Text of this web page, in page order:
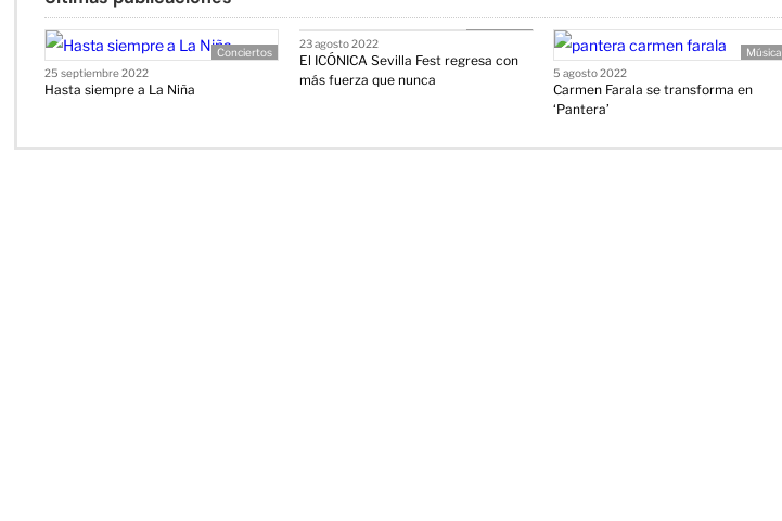
Conciertos
25 septiembre 2022
Hasta siempre a La Niña
Conciertos
23 agosto 2022
El ICÓNICA Sevilla Fest regresa con
más fuerza que nunca
Música
5 agosto 2022
Carmen Farala se transforma en
‘Pantera’